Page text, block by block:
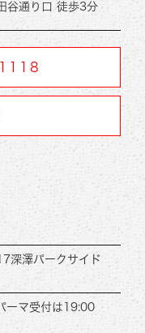
谷通り口 徒歩3分
深澤パークサイド
ーマ受付は19:00